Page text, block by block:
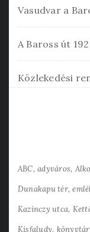
Vasudvar a
A Baross út
Közlekedési
ABC adyváros
Dunakapu tér
Kazinczy utca
Kisfaludy könyvtár